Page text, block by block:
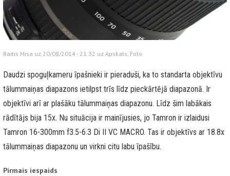
Raitis Misa uz 20/08/2014 - 21:32 uz Apskats, Foto
Daudzi spoguļkameru īpašnieki ir pieraduši, ka to standarta objektīvu
tālummaiņas diapazons ietilpst trīs līdz pieckārtējā diapazonā. Ir
objektīvi arī ar plašāku tālummaiņas diapazonu. Līdz šim labākais
rādītājs bija 15x. Nu situācija ir mainījusies, jo Tamron ir izlaidusi
Tamron 16-300mm f3.5-6.3 Di II VC MACRO. Tas ir objektīvs ar 18.8x
tālummaiņas diapazonu un virkni citu labu īpašību.
Pirmais iespaids